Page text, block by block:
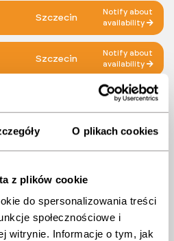
O plikach cookies
z plików cookie
do spersonalizowania treści
społecznościowe i
witrynie. Informacje o tym, jak
Szczecin
Notify about
availability
Szczecin
Notify about
availability
16
23
30
September 2026
14
15 16 17 18 19
20
21
22 23 24 25
28
29 30 1 2 3
4